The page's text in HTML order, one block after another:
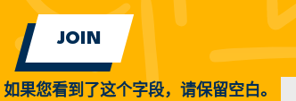
如果您看到了这个字段，请保留空白。